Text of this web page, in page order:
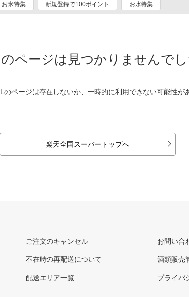
お米特集 新規登録で100ポイント お水特集
ページは見つかりませんでし
のページは存在しないか、一時的に利用できない可能性が
楽天全国スーパートップへ
ご注文のキャンセル
不在時の再配送について
配送エリア一覧
お問い合
酒類販売
プライバ